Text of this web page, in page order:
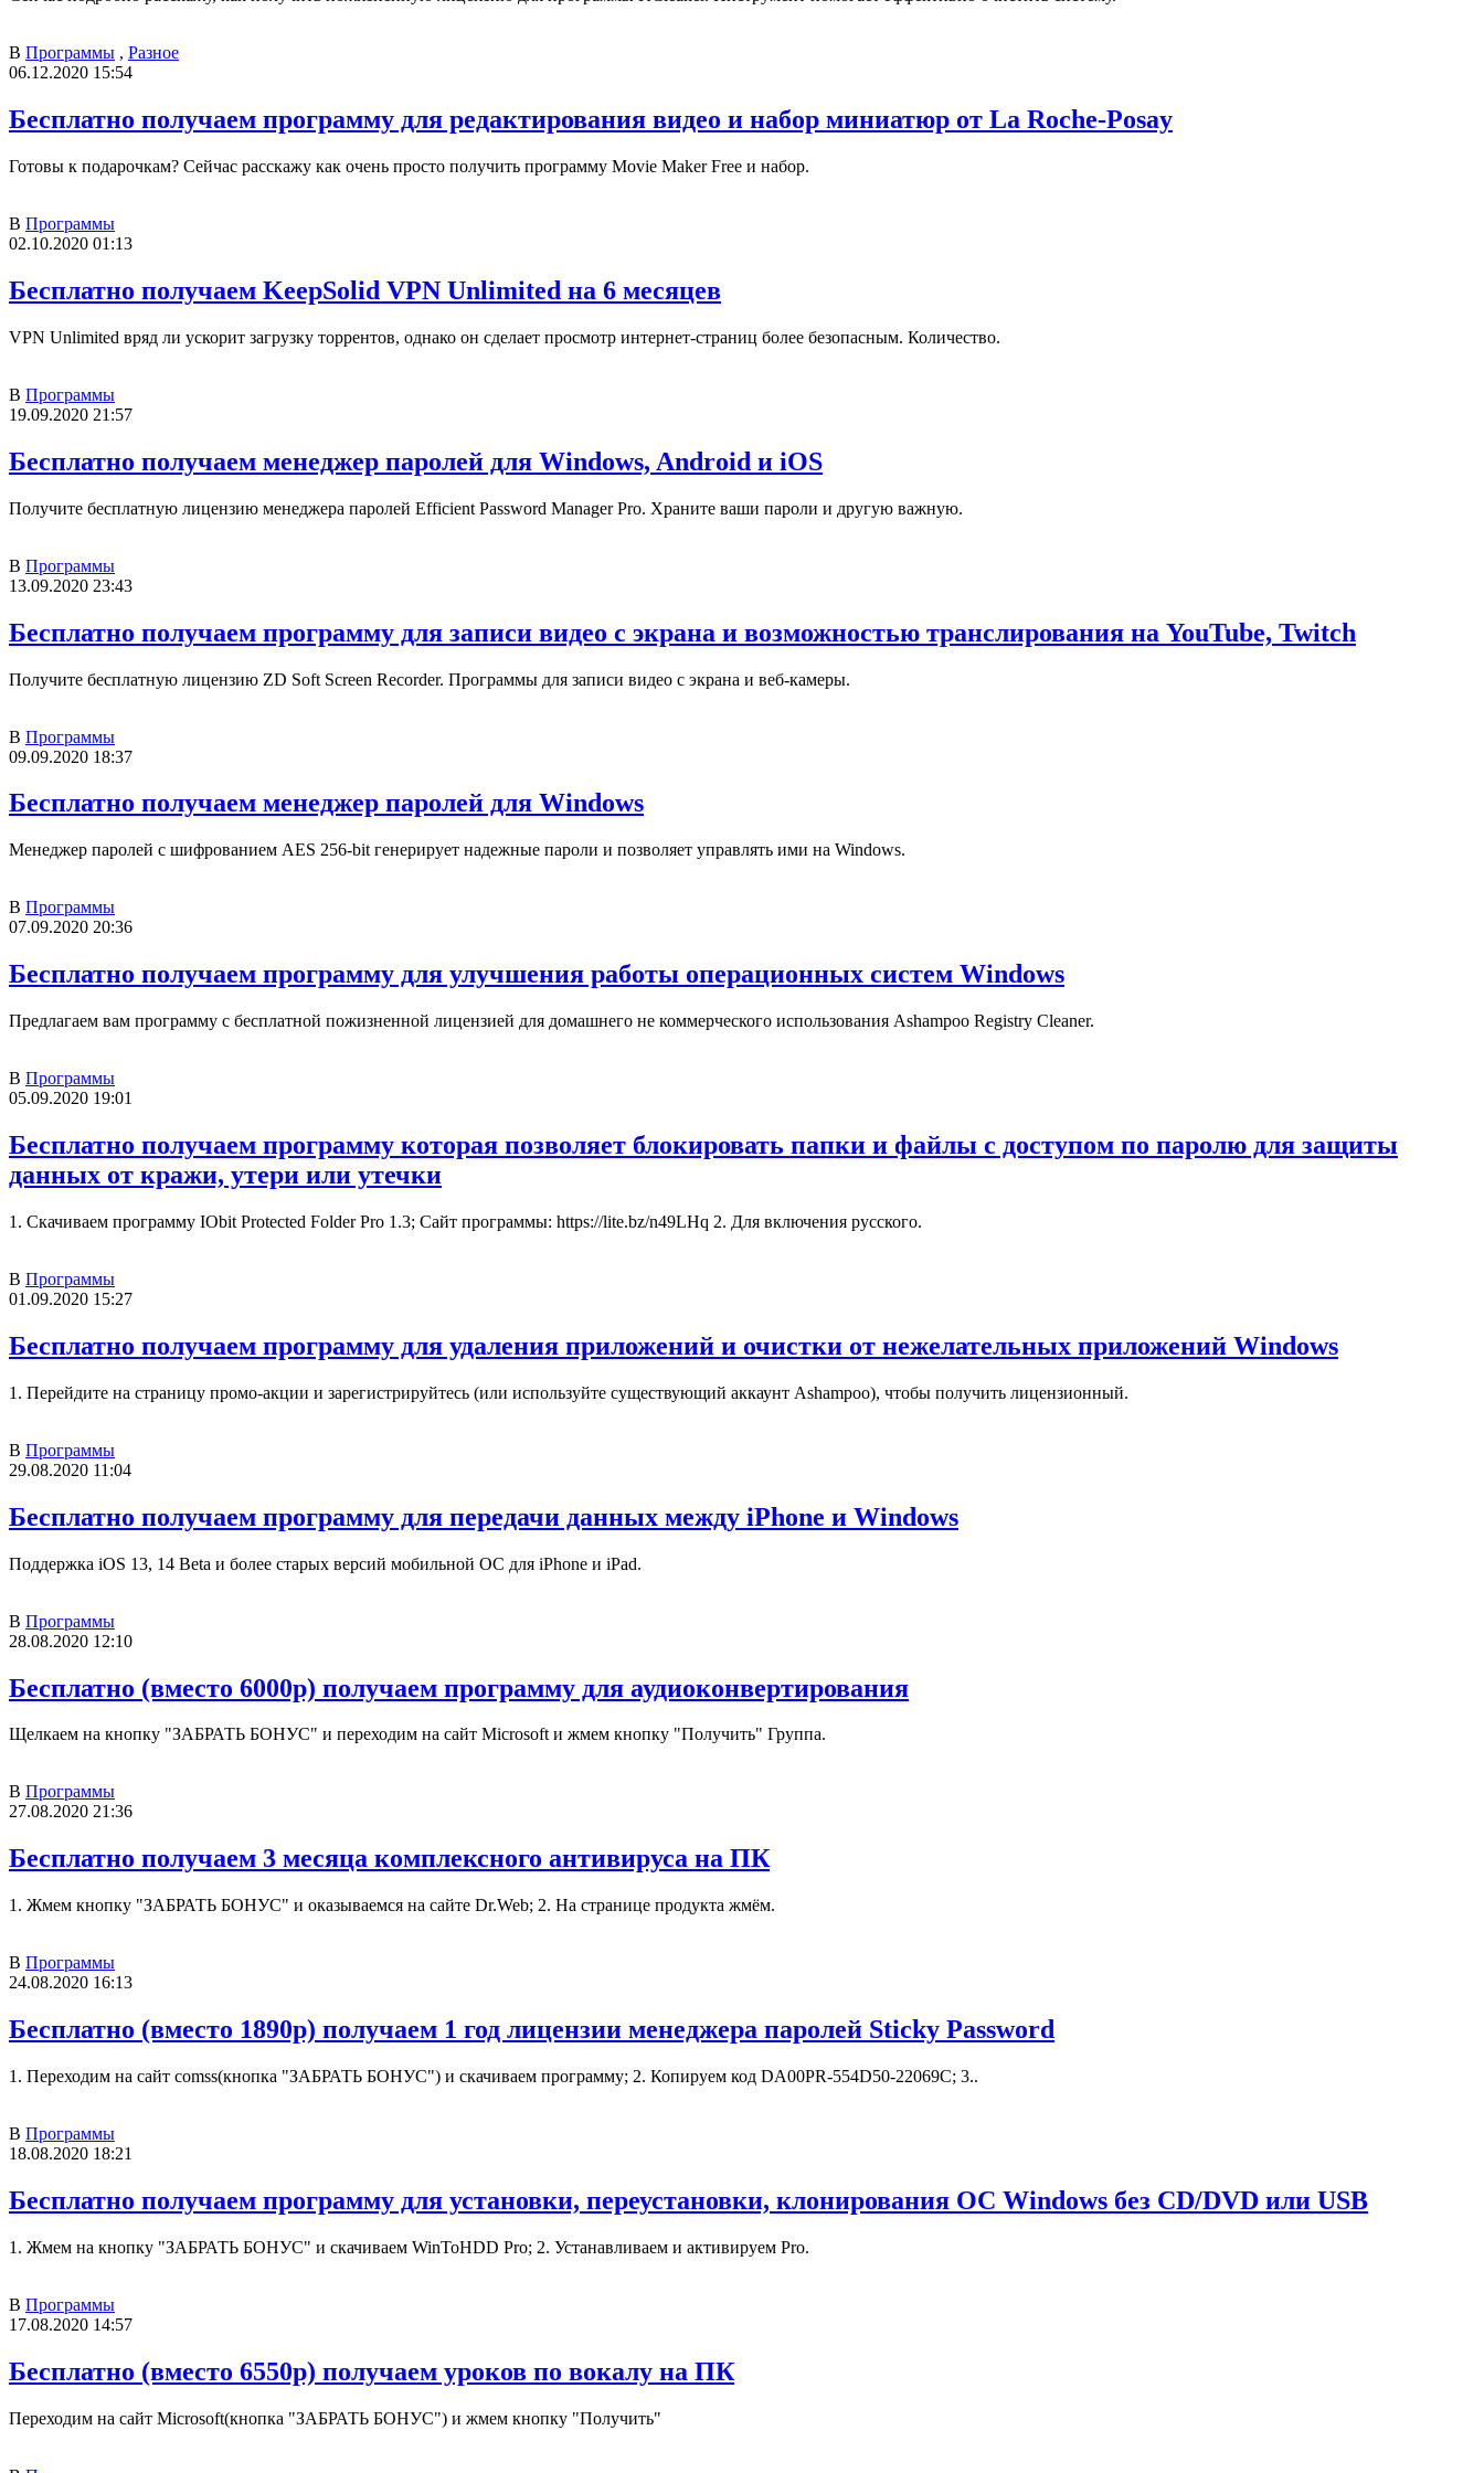
В Программы , Разное
06.12.2020 15:54
Бесплатно получаем программу для редактирования видео и набор миниатюр от La Roche-Posay
Готовы к подарочкам? Сейчас расскажу как очень просто получить программу Movie Maker Free и набор.
В Программы
02.10.2020 01:13
Бесплатно получаем KeepSolid VPN Unlimited на 6 месяцев
VPN Unlimited вряд ли ускорит загрузку торрентов, однако он сделает просмотр интернет-страниц более безопасным. Количество.
В Программы
19.09.2020 21:57
Бесплатно получаем менеджер паролей для Windows, Android и iOS
Получите бесплатную лицензию менеджера паролей Efficient Password Manager Pro. Храните ваши пароли и другую важную.
В Программы
13.09.2020 23:43
Бесплатно получаем программу для записи видео с экрана и возможностью транслирования на YouTube, Twitch
Получите бесплатную лицензию ZD Soft Screen Recorder. Программы для записи видео с экрана и веб-камеры.
В Программы
09.09.2020 18:37
Бесплатно получаем менеджер паролей для Windows
Менеджер паролей с шифрованием AES 256-bit генерирует надежные пароли и позволяет управлять ими на Windows.
В Программы
07.09.2020 20:36
Бесплатно получаем программу для улучшения работы операционных систем Windows
Предлагаем вам программу с бесплатной пожизненной лицензией для домашнего не коммерческого использования Ashampoo Registry Cleaner.
В Программы
05.09.2020 19:01
Бесплатно получаем программу которая позволяет блокировать папки и файлы с доступом по паролю для защиты
данных от кражи, утери или утечки
1. Скачиваем программу IObit Protected Folder Pro 1.3; Сайт программы: https://lite.bz/n49LHq 2. Для включения русского.
В Программы
01.09.2020 15:27
Бесплатно получаем программу для удаления приложений и очистки от нежелательных приложений Windows
1. Перейдите на страницу промо-акции и зарегистрируйтесь (или используйте существующий аккаунт Ashampoo), чтобы получить лицензионный.
В Программы
29.08.2020 11:04
Бесплатно получаем программу для передачи данных между iPhone и Windows
Поддержка iOS 13, 14 Beta и более старых версий мобильной ОС для iPhone и iPad.
В Программы
28.08.2020 12:10
Бесплатно (вместо 6000р) получаем программу для аудиоконвертирования
Щелкаем на кнопку "ЗАБРАТЬ БОНУС" и переходим на сайт Microsoft и жмем кнопку "Получить" Группа.
В Программы
27.08.2020 21:36
Бесплатно получаем 3 месяца комплексного антивируса на ПК
1. Жмем кнопку "ЗАБРАТЬ БОНУС" и оказываемся на сайте Dr.Web; 2. На странице продукта жмём.
В Программы
24.08.2020 16:13
Бесплатно (вместо 1890р) получаем 1 год лицензии менеджера паролей Sticky Password
1. Переходим на сайт comss(кнопка "ЗАБРАТЬ БОНУС") и скачиваем программу; 2. Копируем код DA00PR-554D50-22069C; 3..
В Программы
18.08.2020 18:21
Бесплатно получаем программу для установки, переустановки, клонирования OC Windows без CD/DVD или USB
1. Жмем на кнопку "ЗАБРАТЬ БОНУС" и скачиваем WinToHDD Pro; 2. Устанавливаем и активируем Pro.
В Программы
17.08.2020 14:57
Бесплатно (вместо 6550р) получаем уроков по вокалу на ПК
Переходим на сайт Microsoft(кнопка "ЗАБРАТЬ БОНУС") и жмем кнопку "Получить"